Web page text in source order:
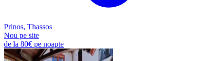
Prinos, Thassos
Nou pe site
de la 80€ pe noapte